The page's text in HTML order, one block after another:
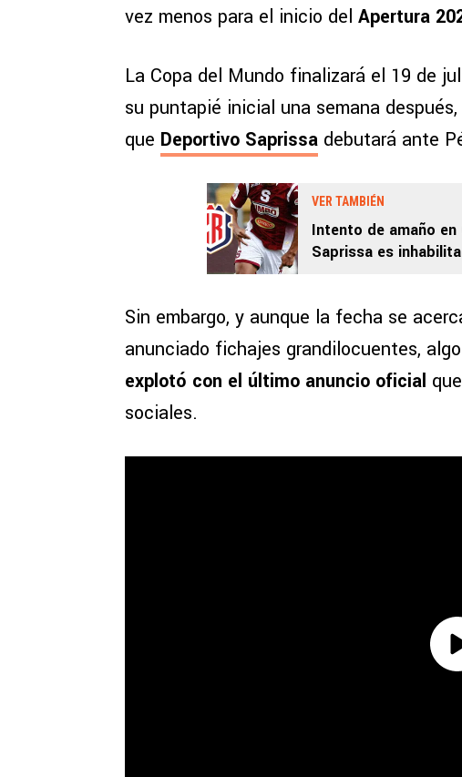
vez menos para el inicio del Apertura
La Copa del Mundo finalizará el 19 de
su puntapié inicial una semana
que Deportivo Saprissa debutará ante
VER TAMBIÉN
Intento de amaño
Saprissa es
Sin embargo, y aunque la fecha se
anunciado fichajes grandilocuentes,
explotó con el último anuncio oficial
sociales.